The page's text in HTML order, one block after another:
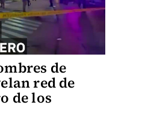
de
red de
de los